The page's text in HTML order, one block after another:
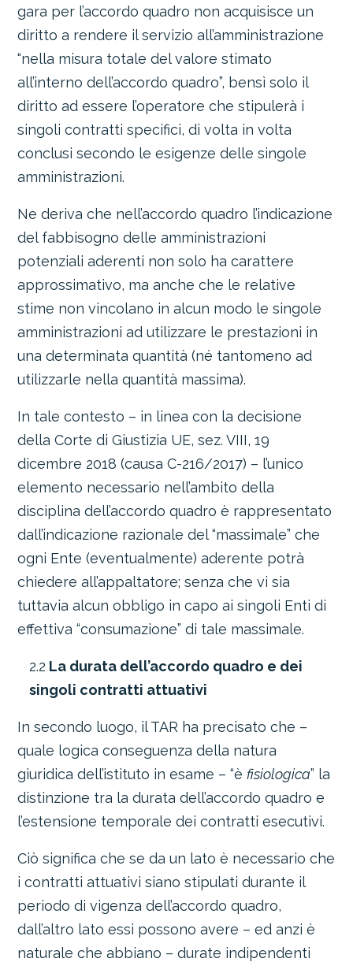
gara per l’accordo quadro non acquisisce un
diritto a rendere il servizio all’amministrazione
“nella misura totale del valore stimato
all’interno dell’accordo quadro”, bensì solo il
diritto ad essere l’operatore che stipulerà i
singoli contratti specifici, di volta in volta
conclusi secondo le esigenze delle singole
amministrazioni.
Ne deriva che nell’accordo quadro l’indicazione
del fabbisogno delle amministrazioni
potenziali aderenti non solo ha carattere
approssimativo, ma anche che le relative
stime non vincolano in alcun modo le singole
amministrazioni ad utilizzare le prestazioni in
una determinata quantità (né tantomeno ad
utilizzarle nella quantità massima).
In tale contesto – in linea con la decisione
della Corte di Giustizia UE, sez. VIII, 19
dicembre 2018 (causa C-216/2017) – l’unico
elemento necessario nell’ambito della
disciplina dell’accordo quadro è rappresentato
dall’indicazione razionale del “massimale” che
ogni Ente (eventualmente) aderente potrà
chiedere all’appaltatore; senza che vi sia
tuttavia alcun obbligo in capo ai singoli Enti di
effettiva “consumazione” di tale massimale.
2.2 La durata dell’accordo quadro e dei
singoli contratti attuativi
In secondo luogo, il TAR ha precisato che –
quale logica conseguenza della natura
giuridica dell’istituto in esame – “èfisiologica” la
distinzione tra la durata dell’accordo quadro e
l’estensione temporale dei contratti esecutivi.
Ciò significa che se da un lato è necessario che
i contratti attuativi siano stipulati durante il
periodo di vigenza dell’accordo quadro,
dall’altro lato essi possono avere – ed anzi è
naturale che abbiano – durate indipendenti